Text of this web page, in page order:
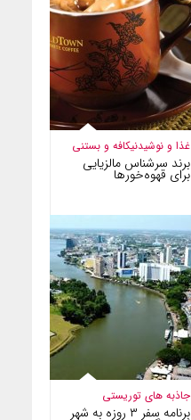
غذا و نوشیدنیکافه و بستنی
برند سرشناس مالزیایی
برای قهوه‌خورها
جاذبه های توریستی
برنامه سفر ۳ روزه به شهر